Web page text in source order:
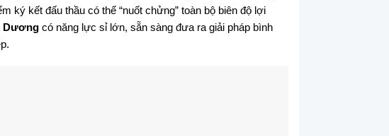
ký kết đấu thầu có thể “nuốt chửng” toàn bộ biên độ lợi
Dương có năng lực sỉ lớn, sẵn sàng đưa ra giải pháp bình